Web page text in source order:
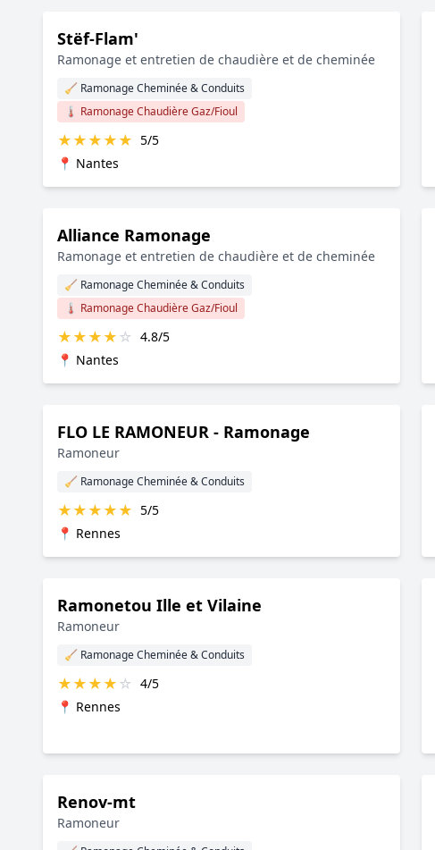
Stëf-Flam'
Ramonage et entretien de chaudière et de cheminée
🧹 Ramonage Cheminée & Conduits
🌡️ Ramonage Chaudière Gaz/Fioul
★★★★★ 5/5
📍 Nantes
Alliance Ramonage
Ramonage et entretien de chaudière et de cheminée
🧹 Ramonage Cheminée & Conduits
🌡️ Ramonage Chaudière Gaz/Fioul
★★★★☆ 4.8/5
📍 Nantes
FLO LE RAMONEUR - Ramonage
Ramoneur
🧹 Ramonage Cheminée & Conduits
★★★★★ 5/5
📍 Rennes
Ramonetou Ille et Vilaine
Ramoneur
🧹 Ramonage Cheminée & Conduits
★★★★☆ 4/5
📍 Rennes
Renov-mt
Ramoneur